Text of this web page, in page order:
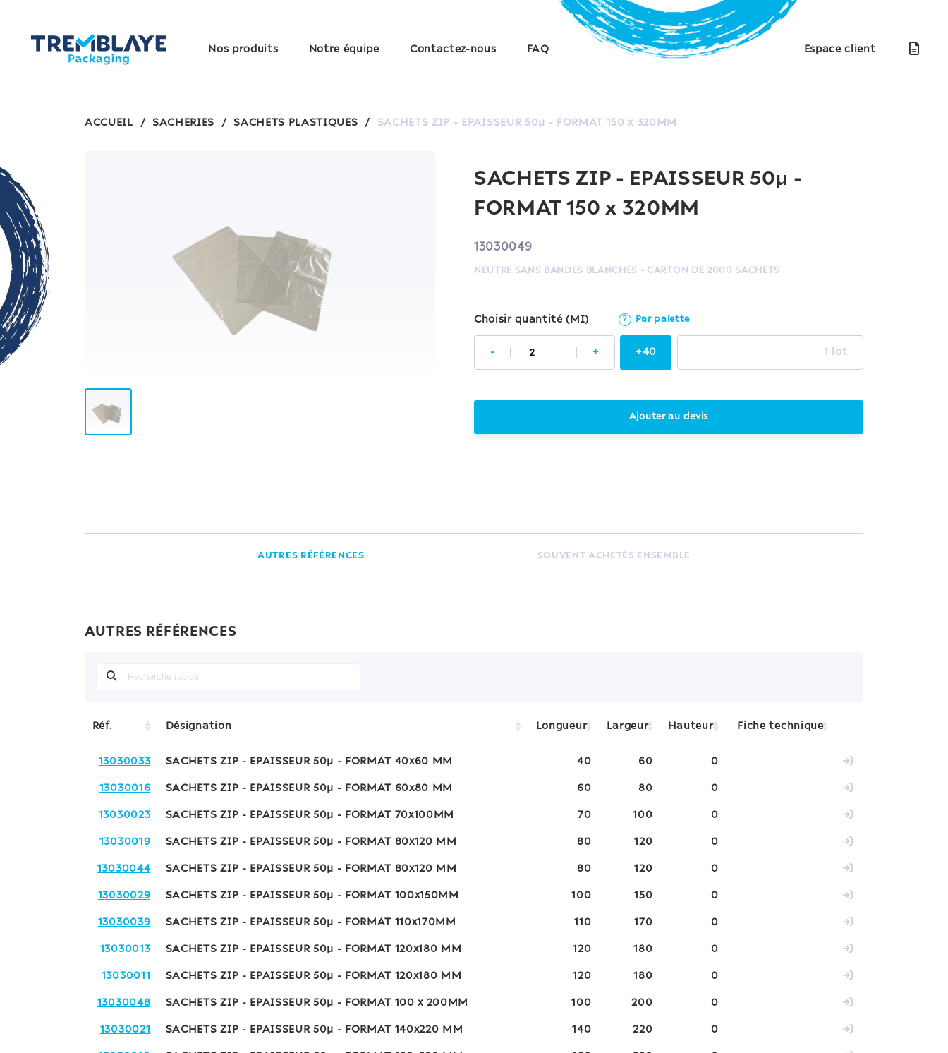
Nos produits Notre équipe Contactez-nous FAQ Espace client
ACCUEIL / SACHERIES / SACHETS PLASTIQUES / SACHETS ZIP - EPAISSEUR 50µ - FORMAT 150 x 320MM
SACHETS ZIP - EPAISSEUR 50µ -
FORMAT 150 x 320MM
13030049
NEUTRE SANS BANDES BLANCHES - CARTON DE 2000 SACHETS
Choisir quantité (MI) ? Par palette
- + +40 1 lot
Ajouter au devis
AUTRES RÉFÉRENCES SOUVENT ACHETÉS ENSEMBLE
AUTRES RÉFÉRENCES
Réf. Désignation Longueur Largeur Hauteur Fiche technique
13030033 SACHETS ZIP - EPAISSEUR 50µ - FORMAT 40x60 MM 40 60 0
13030016 SACHETS ZIP - EPAISSEUR 50µ - FORMAT 60x80 MM 60 80 0
13030023 SACHETS ZIP - EPAISSEUR 50µ - FORMAT 70x100MM 70 100 0
13030019 SACHETS ZIP - EPAISSEUR 50µ - FORMAT 80x120 MM 80 120 0
13030044 SACHETS ZIP - EPAISSEUR 50µ - FORMAT 80x120 MM 80 120 0
13030029 SACHETS ZIP - EPAISSEUR 50µ - FORMAT 100x150MM 100 150 0
13030039 SACHETS ZIP - EPAISSEUR 50µ - FORMAT 110x170MM 110 170 0
13030013 SACHETS ZIP - EPAISSEUR 50µ - FORMAT 120x180 MM 120 180 0
13030011 SACHETS ZIP - EPAISSEUR 50µ - FORMAT 120x180 MM 120 180 0
13030048 SACHETS ZIP - EPAISSEUR 50µ - FORMAT 100 x 200MM 100 200 0
13030021 SACHETS ZIP - EPAISSEUR 50µ - FORMAT 140x220 MM 140 220 0